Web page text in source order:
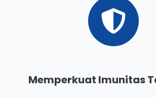
Memperkuat Imunitas